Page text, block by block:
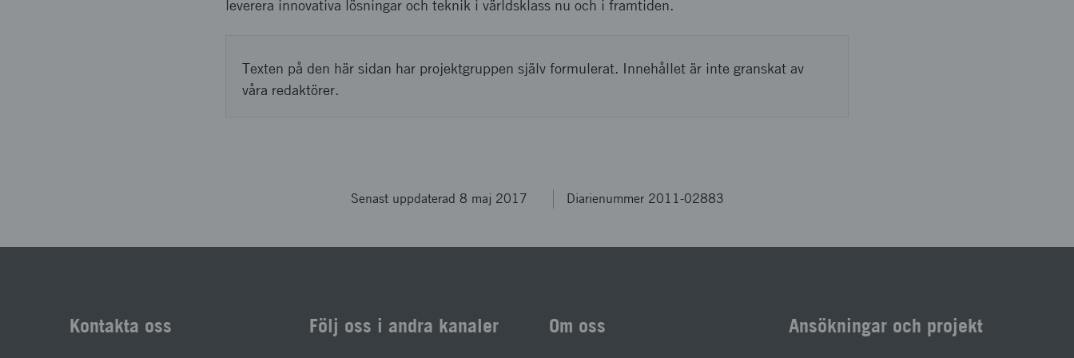
leverera innovativa lösningar och teknik i världsklass nu och i framtiden.
Texten på den här sidan har projektgruppen själv formulerat. Innehållet är inte granskat av
våra redaktörer.
Senast uppdaterad 8 maj 2017 Diarienummer 2011-02883
Kontakta oss Följ oss i andra kanaler Om oss Ansökningar och projekt